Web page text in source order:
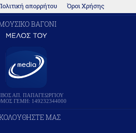
απορρήτου Όροι Χρήσης
ΒΑΓΟΝΙ
ΑΠ. ΠΑΠΑΓΕΩΡΓΙΟΥ
ΓΕΜΗ: 149232344000
ΜΑΣ